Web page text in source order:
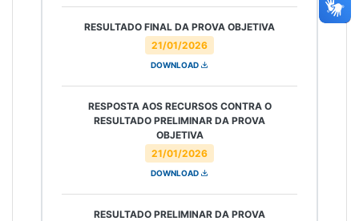
21/01/2026
RESULTADO FINAL DA PROVA OBJETIVA
DOWNLOAD
21/01/2026
RESPOSTA AOS RECURSOS CONTRA O
RESULTADO PRELIMINAR DA PROVA
OBJETIVA
DOWNLOAD
RESULTADO PRELIMINAR DA PROVA